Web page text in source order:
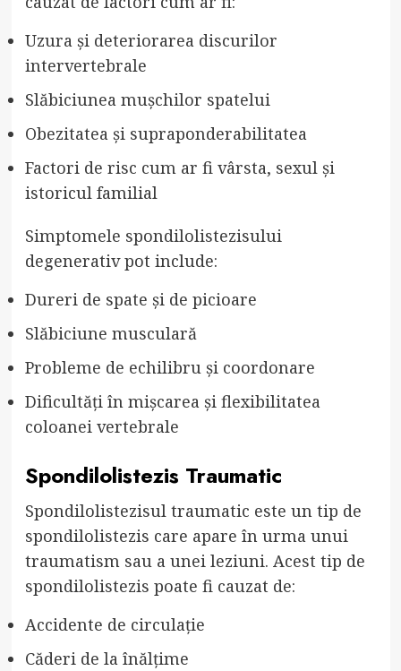
Uzura și deteriorarea discurilor
intervertebrale
Slăbiciunea mușchilor spatelui
Obezitatea și supraponderabilitatea
Factori de risc cum ar fi vârsta, sexul și
istoricul familial
Simptomele spondilolistezisului
degenerativ pot include:
Dureri de spate și de picioare
Slăbiciune musculară
Probleme de echilibru și coordonare
Dificultăți în mișcarea și flexibilitatea
coloanei vertebrale
Spondilolistezis Traumatic
Spondilolistezisul traumatic este un tip de
spondilolistezis care apare în urma unui
traumatism sau a unei leziuni. Acest tip de
spondilolistezis poate fi cauzat de:
Accidente de circulație
Căderi de la înălțime